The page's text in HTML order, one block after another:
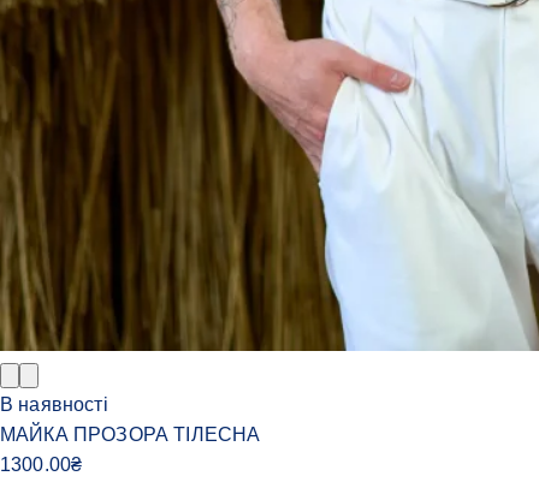
В наявності
МАЙКА ПРОЗОРА ТІЛЕСНА
1300.00₴